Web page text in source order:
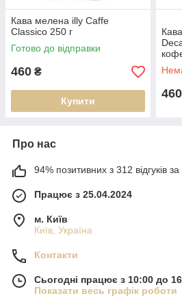
Кава мелена illy Caffe
Classico 250 г
Готово до відправки
460 ₴
Купити
460
Про нас
94% позитивних з 312 відгуків за
Працює з 25.04.2024
м. Київ
Київ, Україна
Контакти
Сьогодні працює з 10:00 до
Показати весь графік роботи